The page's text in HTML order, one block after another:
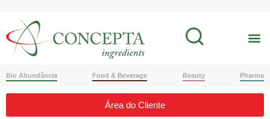
Bio Abundância Food & Beverage Beauty Pharma
Área do Cliente